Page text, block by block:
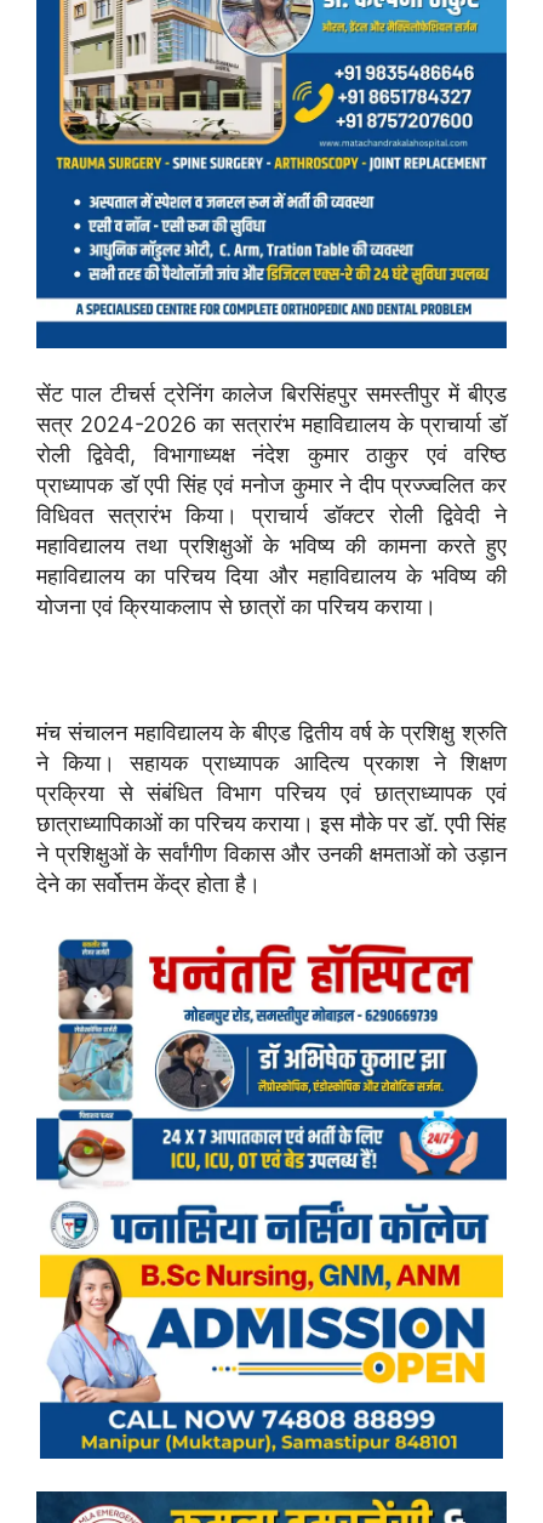
सेंट पाल टीचर्स ट्रेनिंग कालेज बिरसिंहपुर समस्तीपुर में बीएड
सत्र 2024-2026 का सत्रारंभ महाविद्यालय के प्राचार्या डॉ
रोली द्विवेदी, विभागाध्यक्ष नंदेश कुमार ठाकुर एवं वरिष्ठ
प्राध्यापक डॉ एपी सिंह एवं मनोज कुमार ने दीप प्रज्ज्वलित कर
विधिवत सत्रारंभ किया। प्राचार्य डॉक्टर रोली द्विवेदी ने
महाविद्यालय तथा प्रशिक्षुओं के भविष्य की कामना करते हुए
महाविद्यालय का परिचय दिया और महाविद्यालय के भविष्य की
योजना एवं क्रियाकलाप से छात्रों का परिचय कराया।
मंच संचालन महाविद्यालय के बीएड द्वितीय वर्ष के प्रशिक्षु श्रुति
ने किया। सहायक प्राध्यापक आदित्य प्रकाश ने शिक्षण
प्रक्रिया से संबंधित विभाग परिचय एवं छात्राध्यापक एवं
छात्राध्यापिकाओं का परिचय कराया। इस मौके पर डॉ. एपी सिंह
ने प्रशिक्षुओं के सर्वांगीण विकास और उनकी क्षमताओं को उड़ान
देने का सर्वोत्तम केंद्र होता है।